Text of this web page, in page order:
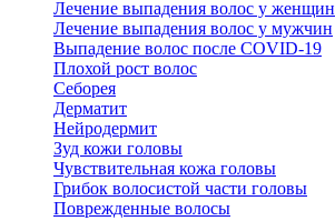
Лечение выпадения волос у женщин
Лечение выпадения волос у мужчин
Выпадение волос после COVID-19
Плохой рост волос
Cеборея
Дерматит
Нейродермит
Зуд кожи головы
Чувствительная кожа головы
Грибок волосистой части головы
Поврежденные волосы